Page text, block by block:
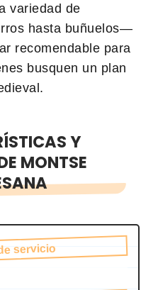
variedad de
hasta buñuelos—
recomendable para
busquen un plan
Y
MONTSE
servicio